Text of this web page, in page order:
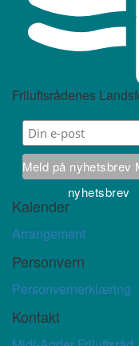
Friluftsrådenes
Meld på nyhetsbrev
nyhetsbrev
Kalender
Arrangement
Personvern
Personvernerklæring
Kontakt